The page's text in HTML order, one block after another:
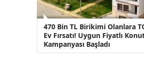
470 Bin TL Birikimi Olanlara
Ev Fırsatı! Uygun Fiyatlı
Kampanyası Başladı